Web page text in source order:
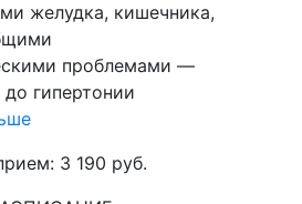
желудка, кишечника,
проблемами —
гипертонии
3 190 руб.